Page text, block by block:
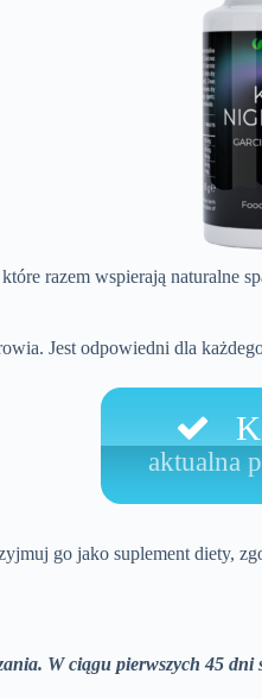
razem wspierają naturalne
Jest odpowiedni dla
aktualna
go jako suplement diety,
W ciągu pierwszych 45 dni